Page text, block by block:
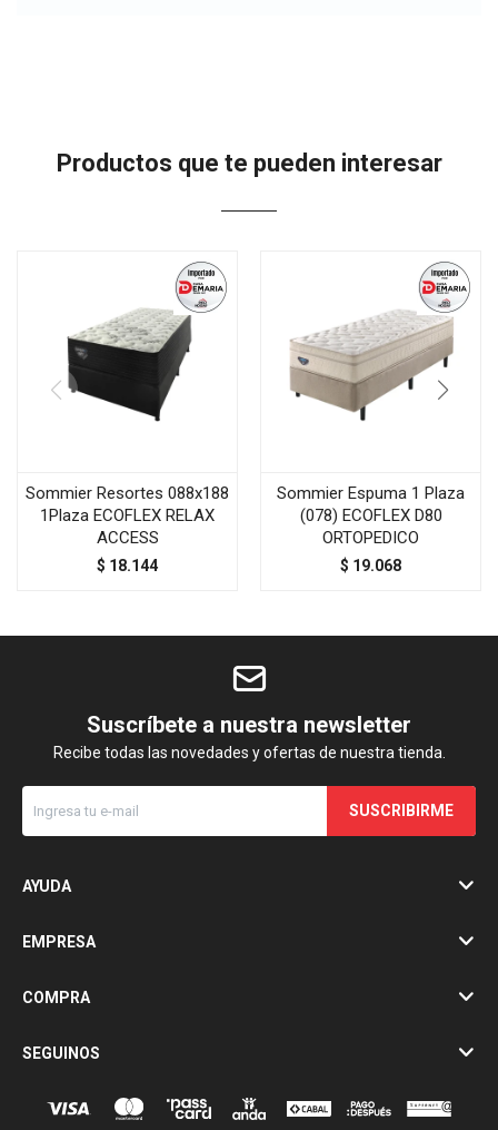
Productos que te pueden interesar
Sommier Resortes 088x188
1Plaza ECOFLEX RELAX
ACCESS
$ 18.144
Sommier Espuma 1 Plaza
(078) ECOFLEX D80
ORTOPEDICO
$ 19.068
Suscríbete a nuestra newsletter
Recibe todas las novedades y ofertas de nuestra tienda.
SUSCRIBIRME
AYUDA
EMPRESA
COMPRA
SEGUINOS